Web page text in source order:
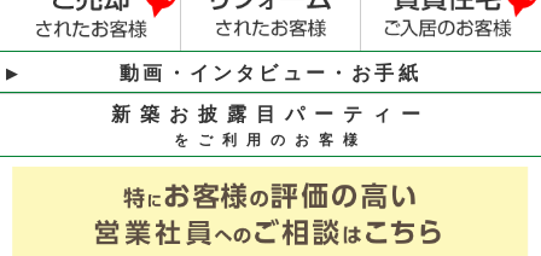
動画・インタビュー・お手紙
新築お披露目パーティー
をご利用のお客様